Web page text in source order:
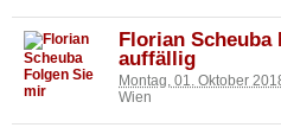
Florian Scheuba
auffällig
Montag, 01. Oktober
Wien